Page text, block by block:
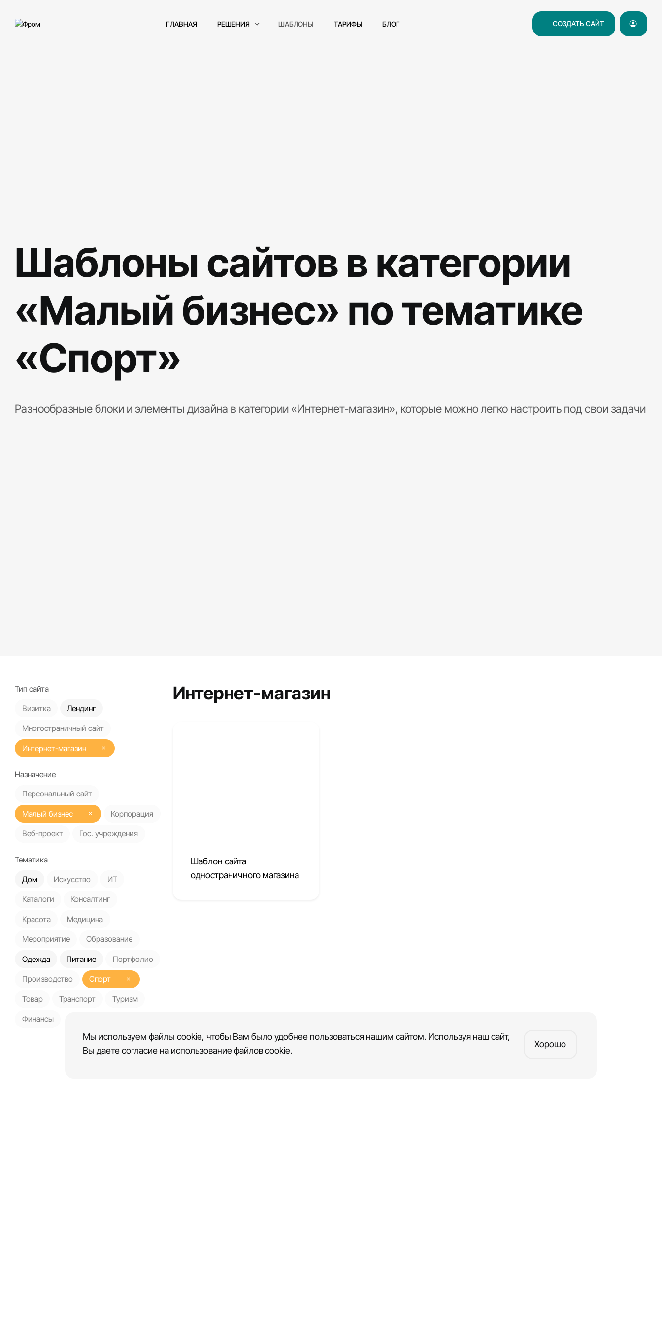
ГЛАВНАЯ РЕШЕНИЯ ШАБЛОНЫ ТАРИФЫ БЛОГ СОЗДАТЬ САЙТ
Шаблоны сайтов в категории
«Малый бизнес» по тематике
«Спорт»
Разнообразные блоки и элементы дизайна в категории «Интернет-магазин», которые можно легко настроить под свои задачи
Тип сайта
Визитка Лендинг
Многостраничный сайт
Интернет-магазин
Назначение
Персональный сайт
Малый бизнес Корпорация
Веб-проект Гос. учреждения
Тематика
Дом Искусство ИТ
Каталоги Консалтинг
Красота Медицина
Мероприятие Образование
Одежда Питание Портфолио
Производство Спорт
Товар Транспорт Туризм
Финансы
Интернет-магазин
Шаблон сайта
одностраничного магазина
Мы используем файлы cookie, чтобы Вам было удобнее пользоваться нашим сайтом. Используя наш сайт,
Вы даете согласие на использование файлов cookie.
Хорошо